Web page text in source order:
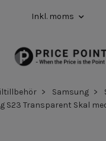
Inkl. moms
Samsung
S23 Transparent Skal